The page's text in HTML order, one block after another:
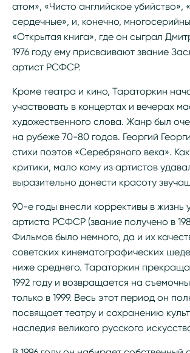
атом», «Чисто английское убийство»,
сердечные», и, конечно,
«Открытая книга», где он сыграл
1976 году ему присваивают звание
артист РСФСР.
Кроме театра и кино, Тараторкин
участвовать в концертах и вечерах
художественного слова. Жанр был
на рубеже 70-80 годов. Георгий
стихи поэтов «Серебряного века».
критики, мало кому из артистов
выразительно донести красоту
90-е годы внесли коррективы в жизнь
артиста РСФСР (звание получено в
Фильмов было немного, да и их
советских кинематографических
ниже среднего. Тараторкин
1992 году и возвращается на
только в 1999. Весь этот период он
посвящает театру и сохранению
наследия великого русского